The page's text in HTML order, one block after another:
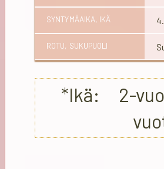
SYNTYMÄAIKA, IKÄ
ROTU, SUKUPUOLI
*Ikä: 2-